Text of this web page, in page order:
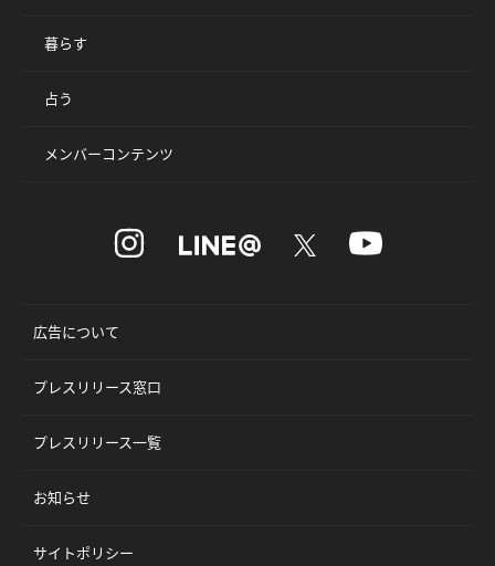
暮らす
占う
メンバーコンテンツ
広告について
プレスリリース窓口
プレスリリース一覧
お知らせ
サイトポリシー